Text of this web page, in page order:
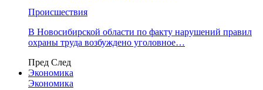
Происшествия
В Новосибирской области по факту нарушений правил
охраны труда возбуждено уголовное…
Пред След
Экономика
Экономика